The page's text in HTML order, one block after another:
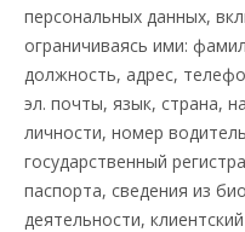
персональных данных,
ограничиваясь ими:
должность, адрес,
эл. почты, язык, страна,
личности, номер
государственный
паспорта, сведения из
деятельности,